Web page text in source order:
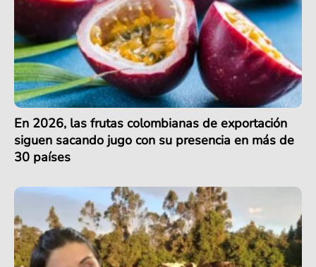
En 2026, las frutas colombianas de exportación
siguen sacando jugo con su presencia en más de
30 países